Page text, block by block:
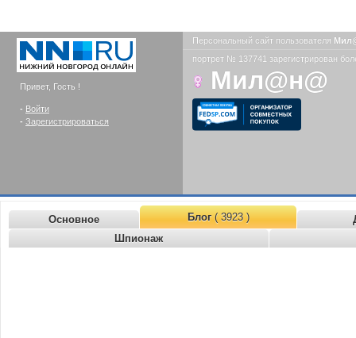
Привет, Гость !
- Войти
- Зарегистрироваться
Персональный сайт пользователя
портрет № 137741 зарегистрирован
Мил@н@
Основное Блог( 3923 )
Шпионаж